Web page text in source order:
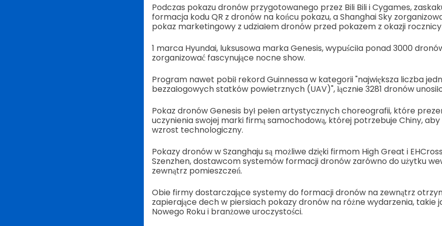
Podczas pokazu dronów przygotowanego przez Bili Bili i Cygames,
formacja kodu QR z dronów na końcu pokazu, a Shanghai Sky
pokaz marketingowy z udziałem dronów przed pokazem z okazji
1 marca Hyundai, luksusowa marka Genesis, wypuściła ponad 3000
zorganizować fascynujące nocne show.
Program nawet pobił rekord Guinnessa w kategorii "największa liczba
bezzałogowych statków powietrznych (UAV)", łącznie 3281 dronów
Pokaz dronów Genesis był pełen artystycznych choreografii, które
uczynienia swojej marki firmą samochodową, której potrzebuje Chiny,
wzrost technologiczny.
Pokazy dronów w Szanghaju są możliwe dzięki firmom High Great i
Szenzhen, dostawcom systemów formacji dronów zarówno do użytku
zewnątrz pomieszczeń.
Obie firmy dostarczające systemy do formacji dronów na zewnątrz
zapierające dech w piersiach pokazy dronów na różne wydarzenia, takie
Nowego Roku i branżowe uroczystości.